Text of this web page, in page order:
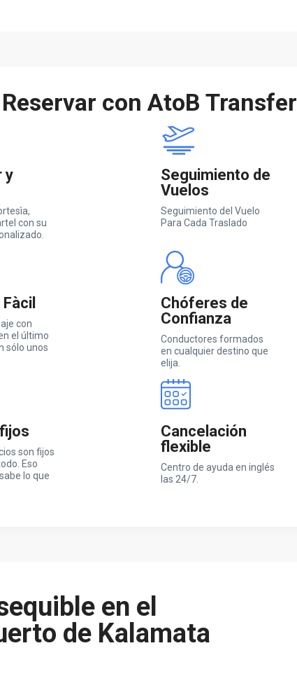
con AtoB Transfer
y
con su
Seguimiento de
Vuelos
Seguimiento del Vuelo
Para Cada Traslado
con
el último
sólo unos
Chóferes de
Confianza
Conductores formados
en cualquier destino que
elija.
son fijos
Eso
lo que
Cancelación
flexible
Centro de ayuda en inglés
las 24/7.
en el
de Kalamata